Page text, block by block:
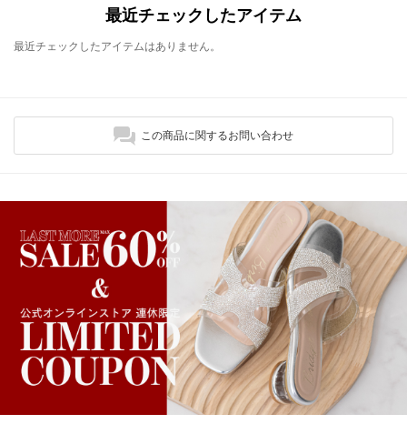
最近チェックしたアイテム
最近チェックしたアイテムはありません。
この商品に関するお問い合わせ